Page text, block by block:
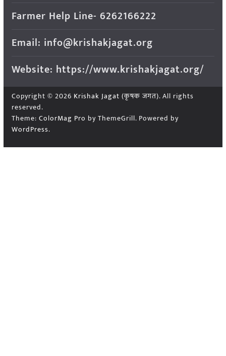
Farmer Help Line- 6262166222
Email: info@krishakjagat.org
Website: https://www.krishakjagat.org/
Copyright © 2026 Krishak Jagat (कृषक जगत). All rights
reserved.
Theme: ColorMag Pro by ThemeGrill. Powered by
WordPress.